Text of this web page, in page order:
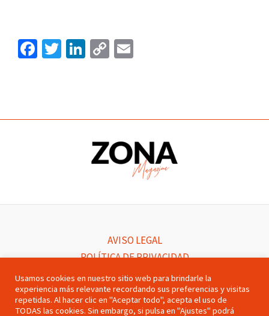
Fa
o
T
Li
n
C
Li
n
k
de
AVISO LEGAL
POLÍTICA DE PRIVACIDAD
POLÍTICA DE COOKIES
CONTACTO
PUBLICIDAD
Usamos cookies en nuestro sitio web para brindarle la
experiencia más relevante recordando sus preferencias y visitas
repetidas. Al hacer clic en "Aceptar todo", acepta el uso de
TODAS las cookies. Sin embargo, si pulsa en "Ajustes" podrá